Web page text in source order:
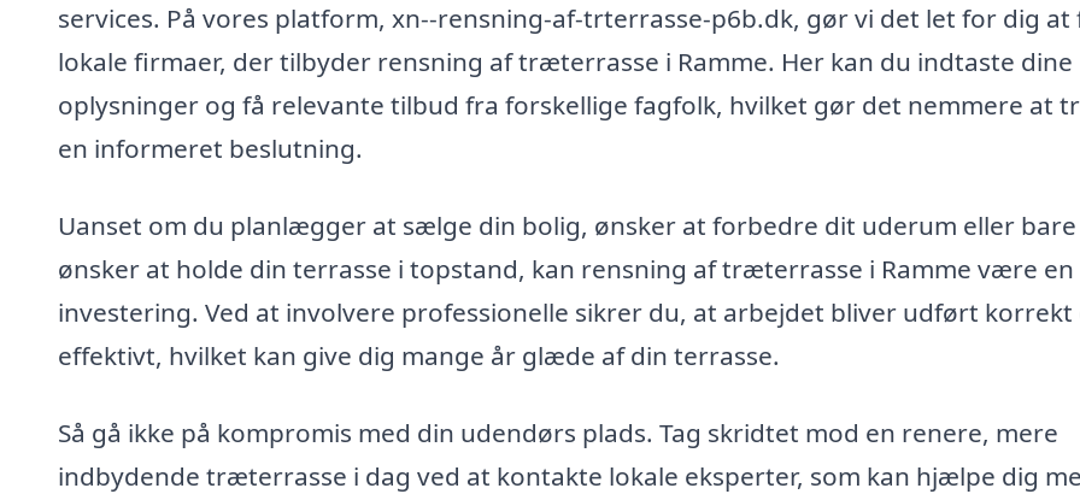
services. På vores platform, xn--rensning-af-trterrasse-p6b.dk, gør vi det let for dig at
lokale firmaer, der tilbyder rensning af træterrasse i Ramme. Her kan du indtaste dine
oplysninger og få relevante tilbud fra forskellige fagfolk, hvilket gør det nemmere at
en informeret beslutning.
Uanset om du planlægger at sælge din bolig, ønsker at forbedre dit uderum eller bare
ønsker at holde din terrasse i topstand, kan rensning af træterrasse i Ramme være en
investering. Ved at involvere professionelle sikrer du, at arbejdet bliver udført korrekt
effektivt, hvilket kan give dig mange år glæde af din terrasse.
Så gå ikke på kompromis med din udendørs plads. Tag skridtet mod en renere, mere
indbydende træterrasse i dag ved at kontakte lokale eksperter, som kan hjælpe dig